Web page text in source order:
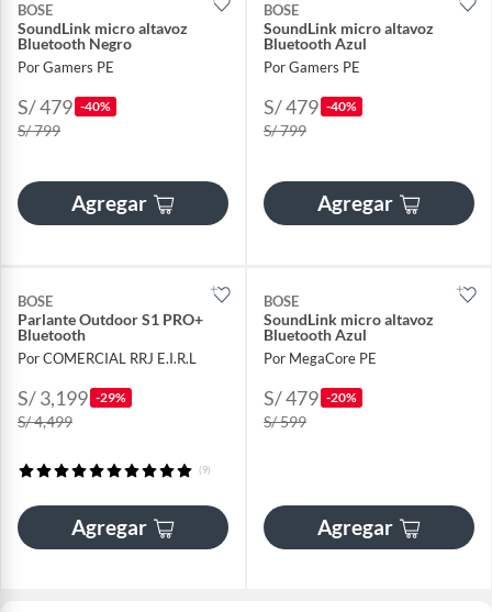
BOSE
SoundLink micro altavoz
Bluetooth Negro
Por Gamers PE
S/ 479 -40%
S/ 799
Agregar
BOSE
SoundLink micro altavoz
Bluetooth Azul
Por Gamers PE
S/ 479 -40%
S/ 799
Agregar
BOSE
Parlante Outdoor S1 PRO+
Bluetooth
Por COMERCIAL RRJ E.I.R.L
S/ 3,199 -29%
S/ 4,499
(9)
Agregar
BOSE
SoundLink micro altavoz
Bluetooth Azul
Por MegaCore PE
S/ 479 -20%
S/ 599
Agregar